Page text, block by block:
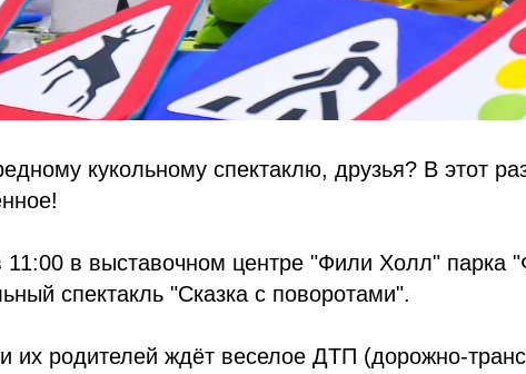
кукольному спектаклю, друзья? В этот
в выставочном центре "Фили Холл" парка
спектакль "Сказка с поворотами".
их родителей ждёт веселое ДТП (дорожно-